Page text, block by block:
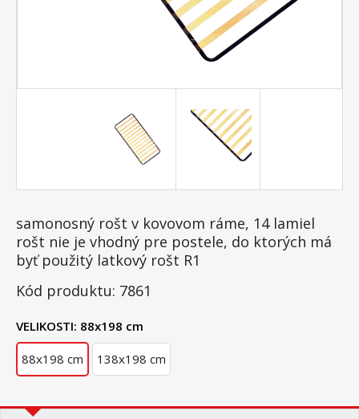
samonosný rošt v kovovom ráme, 14 lamiel
rošt nie je vhodný pre postele, do ktorých má
byť použitý latkový rošt R1
Kód produktu: 7861
VELIKOSTI: 88x198 cm
88x198 cm 138x198 cm